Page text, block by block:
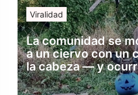
Viralidad
La comunidad se
a un ciervo con un
la cabeza — y